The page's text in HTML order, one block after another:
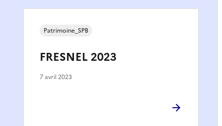
FRESNEL 2023
Patrimoine_SPB
7 avril 2023